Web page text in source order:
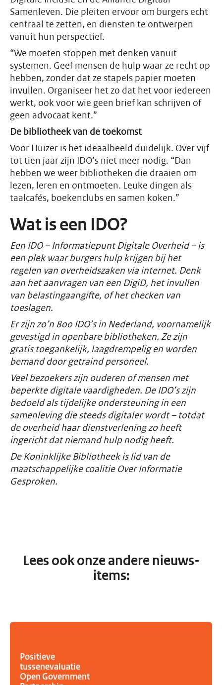
Samenleven. Die pleiten ervoor om burgers echt
centraal te zetten, en diensten te ontwerpen
vanuit hun perspectief.
“We moeten stoppen met denken vanuit
systemen. Geef mensen de hulp waar ze recht op
hebben, zonder dat ze stapels papier moeten
invullen. Organiseer het zo dat het voor iedereen
werkt, ook voor wie geen brief kan schrijven of
geen advocaat kent.”
De bibliotheek van de toekomst
Voor Huizer is het ideaalbeeld duidelijk. Over vijf
tot tien jaar zijn IDO’s niet meer nodig. “Dan
hebben we weer bibliotheken die draaien om
lezen, leren en ontmoeten. Leuke dingen als
taalcafés, boekenclubs en samen koken.”
Wat is een IDO?
Een IDO – Informatiepunt Digitale Overheid – is
een plek waar burgers hulp krijgen bij het
regelen van overheidszaken via internet. Denk
aan het aanvragen van een DigiD, het invullen
van belastingaangifte, of het checken van
toeslagen.
Er zijn zo’n 800 IDO’s in Nederland, voornamelijk
gevestigd in openbare bibliotheken. Ze zijn
gratis toegankelijk, laagdrempelig en worden
bemand door getraind personeel.
Veel bezoekers zijn ouderen of mensen met
beperkte digitale vaardigheden. De IDO’s zijn
bedoeld als tijdelijke ondersteuning in een
samenleving die steeds digitaler wordt – totdat
de overheid haar dienstverlening zo heeft
ingericht dat niemand hulp nodig heeft.
De Koninklijke Bibliotheek is lid van de
maatschappelijke coalitie Over Informatie
Gesproken.
Lees ook onze andere nieuws-
items:
Positieve
tussenevaluatie
Open Government